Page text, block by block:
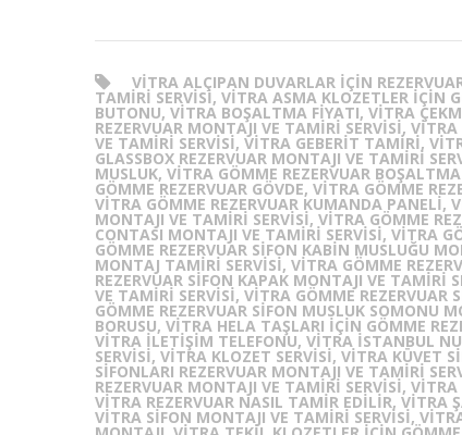
VITRA ALÇIPAN DUVARLAR IÇIN
TAMIRI SERVISI, VITRA ASMA KLOZETLER IÇIN
BUTONU, VITRA BOŞALTMA FIYATI, VITRA
REZERVUAR MONTAJI VE TAMIRI SERVISI,
VE TAMIRI SERVISI, VITRA GEBERIT TAMIRI,
GLASSBOX REZERVUAR MONTAJI VE TAMIRI
MUSLUK, VITRA GÖMME REZERVUAR
GÖMME REZERVUAR GÖVDE, VITRA GÖMME
VITRA GÖMME REZERVUAR KUMANDA PANELI,
MONTAJI VE TAMIRI SERVISI, VITRA GÖMME
CONTASI MONTAJI VE TAMIRI SERVISI, VITRA
GÖMME REZERVUAR SIFON KABIN MUSLUĞU
MONTAJ TAMIRI SERVISI, VITRA GÖMME
REZERVUAR SIFON KAPAK MONTAJI VE TAMIRI
VE TAMIRI SERVISI, VITRA GÖMME
GÖMME REZERVUAR SIFON MUSLUK SOMONU
BORUSU, VITRA HELA TAŞLARI IÇIN GÖMME
VITRA ILETIŞIM TELEFONU, VITRA ISTANBUL
SERVISI, VITRA KLOZET SERVISI, VITRA KÜVET
SIFONLARI REZERVUAR MONTAJI VE TAMIRI
REZERVUAR MONTAJI VE TAMIRI SERVISI,
VITRA REZERVUAR NASIL TAMIR EDILIR, VITRA
VITRA SIFON MONTAJI VE TAMIRI SERVISI,